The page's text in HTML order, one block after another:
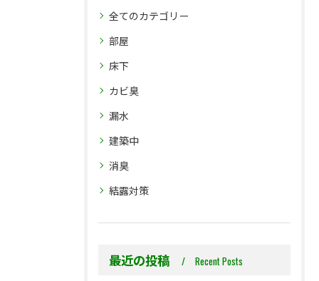
全てのカテゴリー
部屋
床下
カビ臭
漏水
建築中
消臭
結露対策
最近の投稿 Recent Posts